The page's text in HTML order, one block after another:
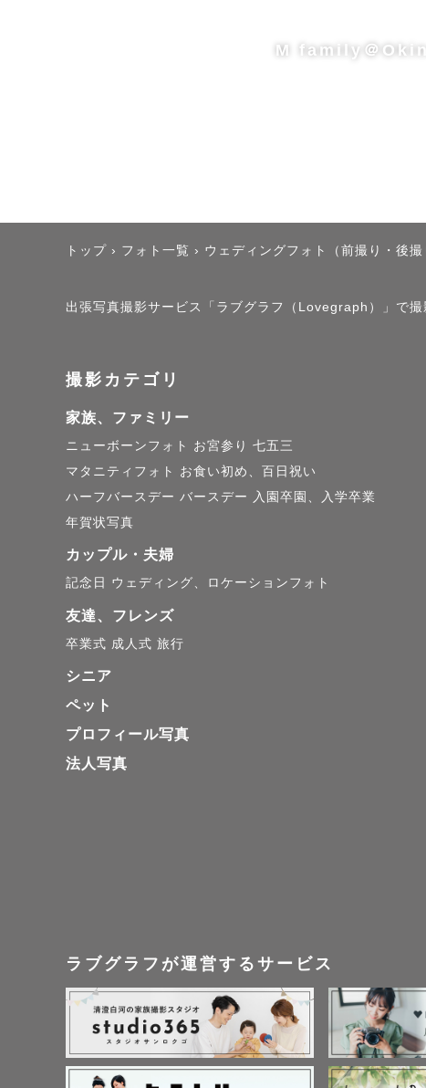
天気予報が
ご提案もさ
ウエディング
にタキシー
たします。
お二人の幸
＊ファミリ
もともと子
フォトグラ
子どもが小
の中がどん
たらなと思
旅行中の家
の思い出を
「今この瞬
やお着替え
いつも通り
この時期の
ひ、この時
M family＠
トップ › フォト一覧 › ウェディングフォト（前撮り・後
出張写真撮影サービス「ラブグラフ（Lovegraph）」で
撮影カテゴリ
家族、ファミリー
ニューボーンフォト お宮参り 七五三
マタニティフォト
お食い初め、百日祝い
ハーフバースデー バースデー
入園卒園、入学卒業
年賀状写真
カップル・夫婦
記念日 ウェディング、ロケーションフォト
友達、フレンズ
卒業式 成人式 旅行
シニア
ペット
プロフィール写真
法人写真
ラブグラフが運営するサービス